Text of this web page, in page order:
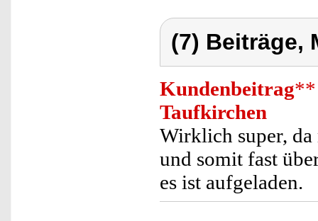
(7) Beiträge,
Kundenbeitrag**
Taufkirchen
Wirklich super, da
und somit fast
es ist aufgeladen.